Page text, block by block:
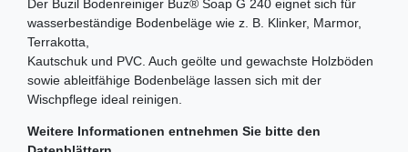
Der Buzil Bodenreiniger Buz® Soap G 240 eignet sich für
wasserbeständige Bodenbeläge wie z. B. Klinker, Marmor,
Terrakotta,
Kautschuk und PVC. Auch geölte und gewachste Holzböden
sowie ableitfähige Bodenbeläge lassen sich mit der
Wischpflege ideal reinigen.
Weitere Informationen entnehmen Sie bitte den